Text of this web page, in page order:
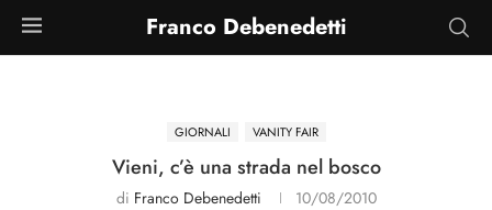
Franco Debenedetti
GIORNALI VANITY FAIR
Vieni, c’è una strada nel bosco
di Franco Debenedetti 10/08/2010